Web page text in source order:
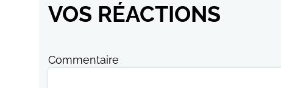
VOS RÉACTIONS
Commentaire